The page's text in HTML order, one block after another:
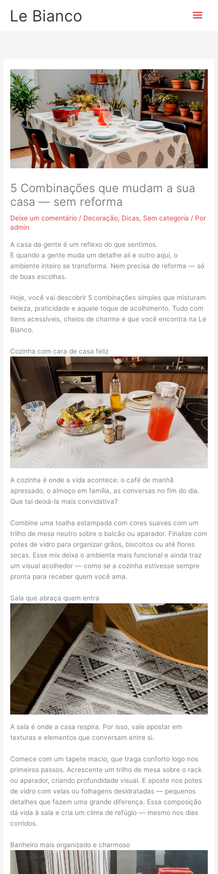
Le Bianco
5 Combinações que mudam a sua
casa — sem reforma
Deixe um comentário / Decoração, Dicas, Sem categoria / Por
admin
A casa da gente é um reflexo do que sentimos.
E quando a gente muda um detalhe ali e outro aqui, o
ambiente inteiro se transforma. Nem precisa de reforma — só
de boas escolhas.
Hoje, você vai descobrir 5 combinações simples que misturam
beleza, praticidade e aquele toque de acolhimento. Tudo com
itens acessíveis, cheios de charme e que você encontra na Le
Bianco.
Cozinha com cara de casa feliz
A cozinha é onde a vida acontece: o café de manhã
apressado, o almoço em família, as conversas no fim do dia.
Que tal deixá-la mais convidativa?
Combine uma toalha estampada com cores suaves com um
trilho de mesa neutro sobre o balcão ou aparador. Finalize com
potes de vidro para organizar grãos, biscoitos ou até flores
secas. Esse mix deixa o ambiente mais funcional e ainda traz
um visual acolhedor — como se a cozinha estivesse sempre
pronta para receber quem você ama.
Sala que abraça quem entra
A sala é onde a casa respira. Por isso, vale apostar em
texturas e elementos que conversam entre si.
Comece com um tapete macio, que traga conforto logo nos
primeiros passos. Acrescente um trilho de mesa sobre o rack
ou aparador, criando profundidade visual. E aposte nos potes
de vidro com velas ou folhagens desidratadas — pequenos
detalhes que fazem uma grande diferença. Essa composição
dá vida à sala e cria um clima de refúgio — mesmo nos dias
corridos.
Banheiro mais organizado e charmoso